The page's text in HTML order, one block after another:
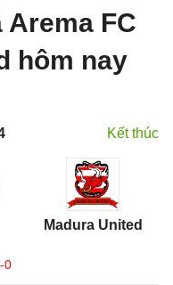
FC
hôm nay
Kết thúc
Madura United
0